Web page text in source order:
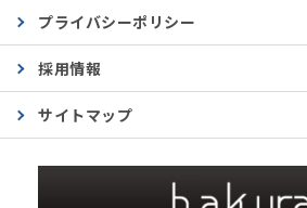
プライバシーポリシー
採用情報
サイトマップ